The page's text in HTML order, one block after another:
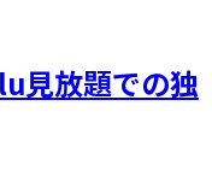
見放題での独